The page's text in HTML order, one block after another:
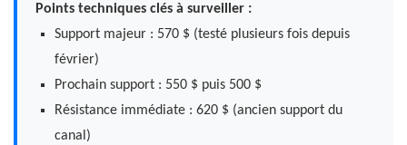
Points techniques clés à surveiller :
Support majeur : 570 $ (testé plusieurs fois depuis
février)
Prochain support : 550 $ puis 500 $
Résistance immédiate : 620 $ (ancien support du
canal)